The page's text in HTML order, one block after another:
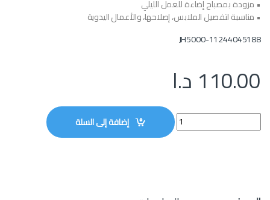
• مزودة بمصباح إضاءة للعمل الليلي
• مناسبة لتفصيل الملابس، إصلاحها، والأعمال اليدوية
JH5000-11244045188
110.00 د.ا
ماكينة خياطة زكزاك الفراشة JH5205 quantity إضافة إلى السلة